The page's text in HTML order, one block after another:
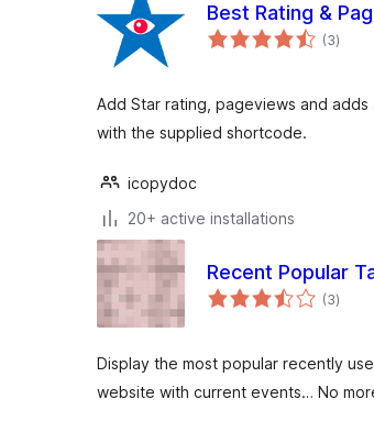
Best Rating &
(3total
ratings
)
Add Star rating, pageviews and
with the supplied shortcode.
icopydoc
20+ active installations
Recent Popular
(3total
ratings
)
Display the most popular recently
website with current events… No